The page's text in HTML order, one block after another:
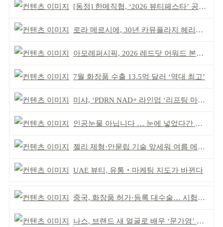
[동정] 한메직협, ‘2026 뷰티페스타’ 공동 주최
로라 메르시에, 30년 카뮤플라지 헤리티지 담아
아모레퍼시픽, 2026 레드닷 어워드 본상 2개 수상
7월 화장품 수출 13.5억 달러 ‘역대 최고’
미샤, ‘PDRN NAD+ 라인업 ‘리프팅 마스크’ 출시
인공눈물 아닙니다 … 눈에 넣었다간 각막 손상
젤리 제형·안묻립 기술 앞세워 여름 메이크업 시장 공략
UAE 뷰티, 유통‧마케팅 지도가 바뀐다
중국, 화장품 허가·등록 대수술… 시험자료 공용 허용
나스, 브랜드 새 얼굴로 배우 ‘문가영’ 발탁